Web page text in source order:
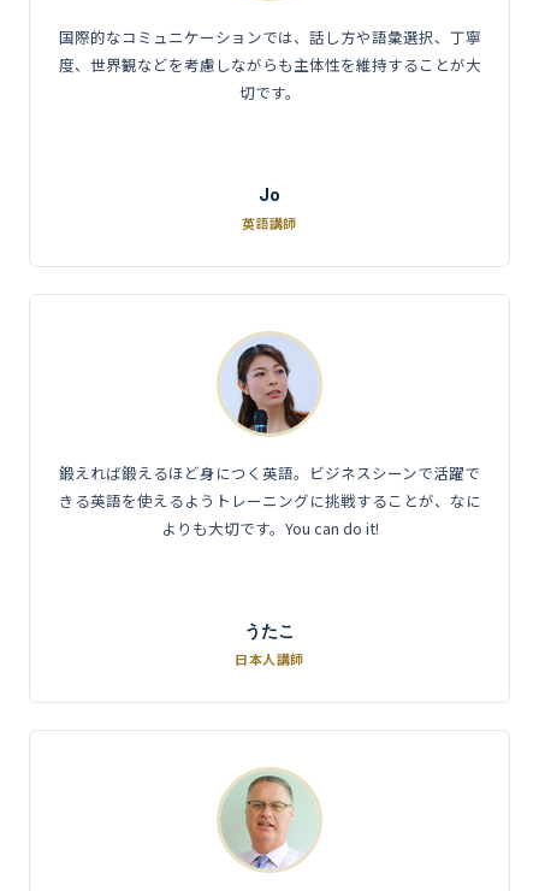
国際的なコミュニケーションでは、話し方や語彙選択、丁寧
度、世界観などを考慮しながらも主体性を維持することが大
切です。
Jo
英語講師
鍛えれば鍛えるほど身につく英語。ビジネスシーンで活躍で
きる英語を使えるようトレーニングに挑戦することが、なに
よりも大切です。You can do it!
うたこ
日本人講師